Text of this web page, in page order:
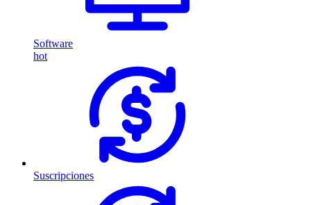
Software
hot
Suscripciones